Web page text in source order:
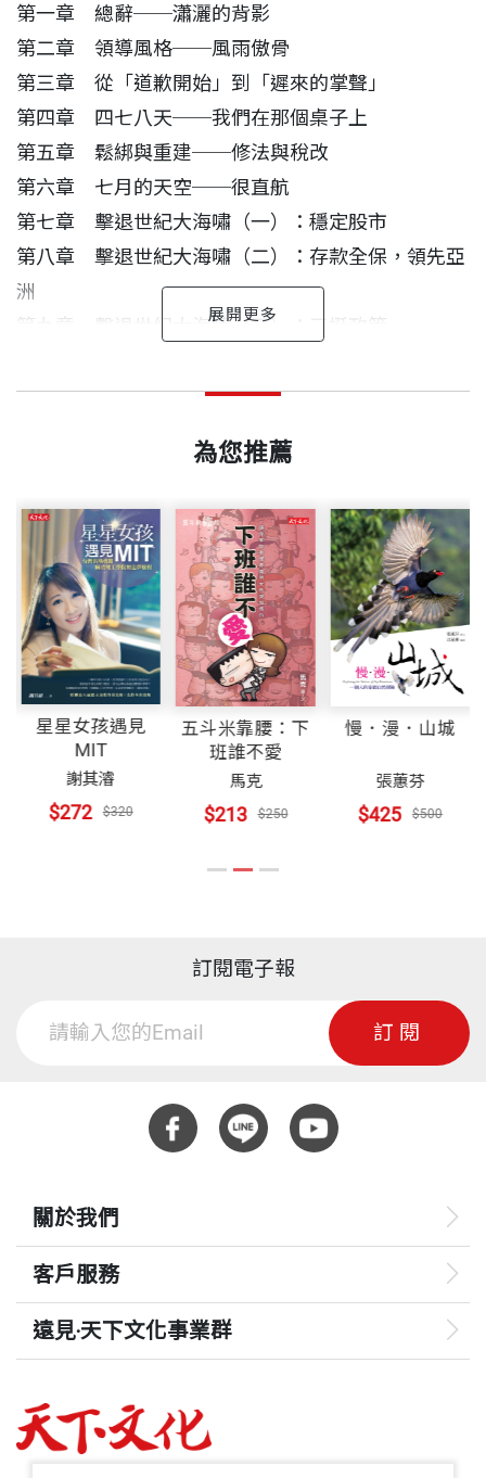
性）來讀，更可當做公共政策來讀。
第一章 總辭──瀟灑的背影
第二章 領導風格──風雨傲骨
第三章 從「道歉開始」到「遲來的掌聲」
第四章 四七八天──我們在那個桌子上
第五章 鬆綁與重建──修法與稅改
第六章 七月的天空──很直航
第七章 擊退世紀大海嘯（一）：穩定股市
第八章 擊退世紀大海嘯（二）：存款全保，領先亞
洲
第九章 擊退世紀大海嘯（三）：三挺政策
第十一章 起草歷史文件──ECFA
第十三章 弱勢的春天：勞工和失業
第十五章 八八風災——我們都有個故事可講
第十六章 結語
後記 四七八天──天天是關鍵
幾位《中國時報》集團的資深記者有感於劉內閣在一
年三個多月任期內命運多舛，卻能劍及履及，克服艱
困，應該記載下來。他並提及，幾位記者所蒐集的資
料相當完備，但必須有一人彙總，問我願否擔綱。
我有些遲疑。新聞記者重視客觀，不能為一黨一派一
人講話；但是記者也有追求真相的責任。記得在二○
○八年，劉院長剛組成內閣，國內媒體習慣地一味批
評，卻少有建言。每一個新閣的舉動都被放在放大鏡
下審視，嘻笑怒罵，少有討論正經政策。
體所呈現的形象。這次經他一提，本著追求真相的好
奇心，我真的想採訪個水落石出；他那近十六個月的
內閣團隊到底如何運作？他們的建樹在哪？有沒有辜
負當時投國民黨一票的選民？於是有了這本書的誕
點，也開啟台海兩岸新的一頁（兩岸直航及ECFA的
初擬）。更關鍵的是，經歷了近年世界及台灣最大危
機、也是天災（八八風災）及人禍（金融海嘯）。我
任行政院院長，至2009年9月10日去職，共計478
天。在這短短的期間內，台灣經歷世界金融最激烈的
動盪，他做了許多關鍵性的決策，對穩定經濟有重大
貢獻。其犖犖大端者，盡在此書中。
在他卸任的前兩星期左右，馬英九總統告訴我行政院
院長即將更迭的決定，我一時激動落淚。我落淚的原
因有二：一是為友人傷心，一是為國傷心。我和兆玄
兄交誼深厚，知其才華膽識，在這樣的春秋鼎盛之
年，正是大展鴻圖、立功立業，為國家奠定百年大計
的時候，怎會因一個突如其來的天然災害而非下台不
人才，在暴言暴論下輕易折損，台灣未來還有什麼人
才可用？還有什麼人才願意為國奉獻，站上公共政治
的舞台？政府未來施政必更加艱難。我既不平老友的
遭遇，復悲國運之不濟，感慨殊深，迄今難以釋懷。
其後兆玄兄來看我，闡述他之所以決定去職的心境，
建的計畫做好，給社會一個交代。今天這個重建工作
都已依計畫完成，國人應可肯定，他在卸任前念茲在
茲的不是自己的職位，而是大眾的福祉。這是讀書人
的風骨，進退有據，要做得風光、走得瀟灑。
教育傳播碩士，曾任《天下雜誌》總主筆、英國利物
員，現任廣東汕頭大學教授。從事新聞實務三十年，
曾至二十餘國採訪，訪問超過三百位國際領袖、企業
CEO及知名學者。
著有《孫運璿傳》、《IC教父：張忠謀的策略傳
奇》、《迎戰風暴──劉兆玄內閣的關鍵478天》等
書。《孫運璿傳》獲1989年國家文藝獎傳記文學類
獎。歷年報導曾獲金鼎獎、吳舜文新聞獎、亞洲平面
媒體公共服務獎。
Alice Yang is a senior advisor of Commonwealth-Glo
She is the author of best-selling The Biography of Mr
cholarships, including the National Literature Award.
eaders worldwide.
出版日期 2015/01/16
出版社 天下文化
裝幀 軟皮精裝
15x21cm
頁數
重量 400
為您推薦
星星女孩遇見
MIT
謝其濬
$272 $320
五斗米靠腰：下
班誰不愛
馬克
$213 $250
慢．漫．山城
張蕙芬
$425 $500
訂閱電子報
訂閱
關於我們
客戶服務
遠見‧天下文化事業群
哈佛商業評論